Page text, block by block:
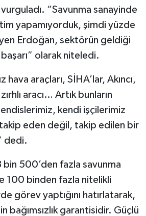
vurguladı. “Savunma sanayinde
yapamıyorduk, şimdi yüzde
Erdoğan, sektörün geldiği
olarak niteledi.
hava araçları, SİHA’lar, Akıncı,
aracı… Artık bunların
kendi işçilerimiz
eden değil, takip edilen bir
dedi.
bin 500’den fazla savunma
100 binden fazla nitelikli
görev yaptığını hatırlatarak,
bağımsızlık garantisidir. Güçlü